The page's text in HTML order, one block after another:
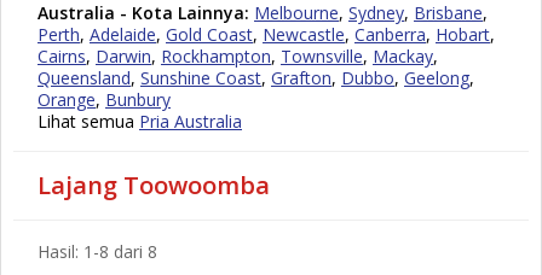
Australia - Kota Lainnya: Melbourne, Sydney, Brisbane,
Perth, Adelaide, Gold Coast, Newcastle, Canberra, Hobart,
Cairns, Darwin, Rockhampton, Townsville, Mackay,
Queensland, Sunshine Coast, Grafton, Dubbo, Geelong,
Orange, Bunbury
Lihat semua Pria Australia
Lajang Toowoomba
Hasil: 1-8 dari 8